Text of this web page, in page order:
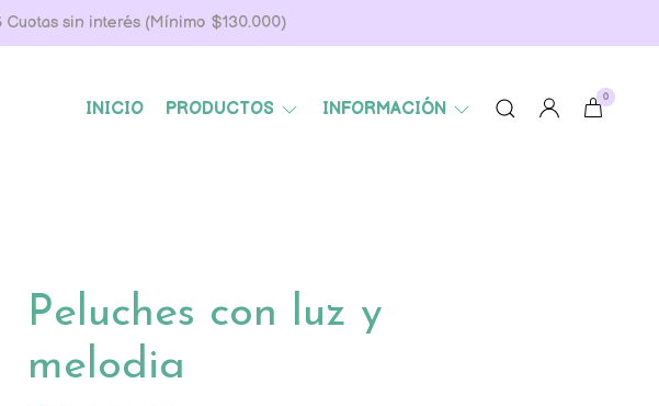
sin interés (Mínimo $130.000)
INICIO PRODUCTOS INFORMACIÓN
0
Peluches con luz y
melodia